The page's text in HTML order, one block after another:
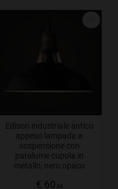
Edison industriale antico
appeso lampada a
sospensione con
paralume cupola in
metallo, nero opaco
€ 60 ,64